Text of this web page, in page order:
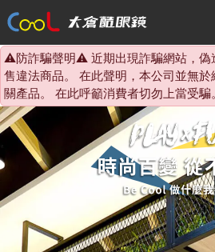
⚠️防詐騙聲明⚠️ 近期出現詐騙網站，偽
售違法商品。 在此聲明，本公司並無
關產品。 在此呼籲消費者切勿上當受騙。